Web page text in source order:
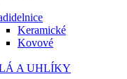
Keramické
Kovové
A UHLÍKY